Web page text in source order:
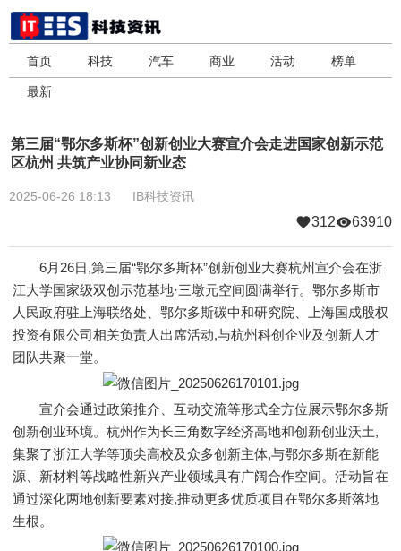
首页 科技 汽车 商业 活动 榜单
最新
第三届“鄂尔多斯杯”创新创业大赛宣介会走进国家创新示范
区杭州 共筑产业协同新业态
2025-06-26 18:13 IB科技资讯
312 63910
6月26日,第三届“鄂尔多斯杯”创新创业大赛杭州宣介会在浙
江大学国家级双创示范基地·三墩元空间圆满举行。鄂尔多斯市
人民政府驻上海联络处、鄂尔多斯碳中和研究院、上海国成股权
投资有限公司相关负责人出席活动,与杭州科创企业及创新人才
团队共聚一堂。
宣介会通过政策推介、互动交流等形式全方位展示鄂尔多斯
创新创业环境。杭州作为长三角数字经济高地和创新创业沃土,
集聚了浙江大学等顶尖高校及众多创新主体,与鄂尔多斯在新能
源、新材料等战略性新兴产业领域具有广阔合作空间。活动旨在
通过深化两地创新要素对接,推动更多优质项目在鄂尔多斯落地
生根。